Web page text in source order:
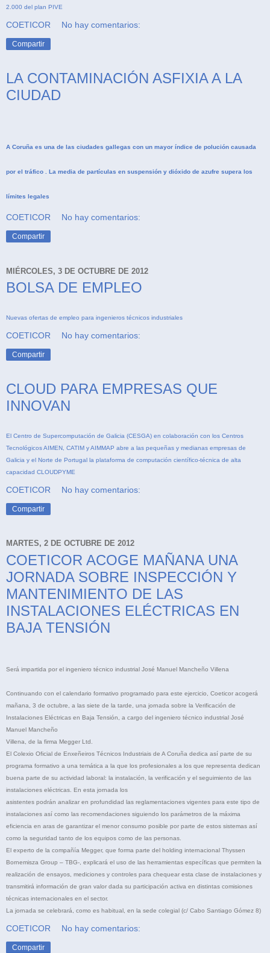
2.000 del plan PIVE
COETICOR No hay comentarios:
Compartir
LA CONTAMINACIÓN ASFIXIA A LA
CIUDAD
A Coruña es una de las ciudades gallegas con un mayor índice de polución causada
por el tráfico . La media de partículas en suspensión y dióxido de azufre supera los
límites legales
COETICOR No hay comentarios:
Compartir
MIÉRCOLES, 3 DE OCTUBRE DE 2012
BOLSA DE EMPLEO
Nuevas ofertas de empleo para ingenieros técnicos industriales
COETICOR No hay comentarios:
Compartir
CLOUD PARA EMPRESAS QUE
INNOVAN
El Centro de Supercomputación de Galicia (CESGA) en colaboración con los Centros
Tecnológicos AIMEN, CATIM y AIMMAP abre a las pequeñas y medianas empresas de
Galicia y el Norte de Portugal la plataforma de computación científico-técnica de alta
capacidad CLOUDPYME
COETICOR No hay comentarios:
Compartir
MARTES, 2 DE OCTUBRE DE 2012
COETICOR ACOGE MAÑANA UNA
JORNADA SOBRE INSPECCIÓN Y
MANTENIMIENTO DE LAS
INSTALACIONES ELÉCTRICAS EN
BAJA TENSIÓN
Será impartida por el ingeniero técnico industrial José Manuel Mancheño Villena
Continuando con el calendario formativo programado para este ejercicio, Coeticor acogerá
mañana, 3 de octubre, a las siete de la tarde, una jornada sobre la Verificación de
Instalaciones Eléctricas en Baja Tensión, a cargo del ingeniero técnico industrial José
Manuel Mancheño
Villena, de la firma Megger Ltd.
El Colexio Oficial de Enxeñeiros Técnicos Industriais de A Coruña dedica así parte de su
programa formativo a una temática a la que los profesionales a los que representa dedican
buena parte de su actividad laboral: la instalación, la verificación y el seguimiento de las
instalaciones eléctricas. En esta jornada los
asistentes podrán analizar en profundidad las reglamentaciones vigentes para este tipo de
instalaciones así como las recomendaciones siguiendo los parámetros de la máxima
eficiencia en aras de garantizar el menor consumo posible por parte de estos sistemas así
como la seguridad tanto de los equipos como de las personas.
El experto de la compañía Megger, que forma parte del holding internacional Thyssen
Bornemisza Group – TBG-, explicará el uso de las herramientas específicas que permiten la
realización de ensayos, mediciones y controles para chequear esta clase de instalaciones y
transmitirá información de gran valor dada su participación activa en distintas comisiones
técnicas internacionales en el sector.
La jornada se celebrará, como es habitual, en la sede colegial (c/ Cabo Santiago Gómez 8)
COETICOR No hay comentarios:
Compartir